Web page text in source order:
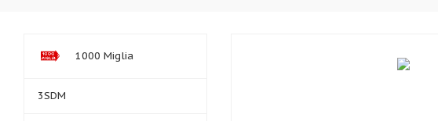
1000 Miglia
3SDM